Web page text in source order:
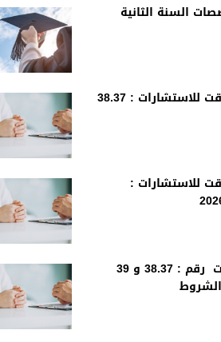
السنة الثانية
الاعلان عن المنح المؤقت للاستشارات : 38.37
للاستشارات :
الاعلان عن الاستشارات رقم : 38.37 و 39